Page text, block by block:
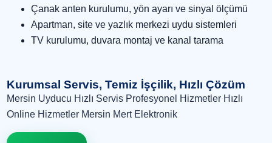
Çanak anten kurulumu, yön ayarı ve sinyal ölçümü
Apartman, site ve yazlık merkezi uydu sistemleri
TV kurulumu, duvara montaj ve kanal tarama
Kurumsal Servis, Temiz İşçilik, Hızlı Çözüm
Mersin Uyducu Hızlı Servis Profesyonel Hizmetler Hızlı
Online Hizmetler Mersin Mert Elektronik